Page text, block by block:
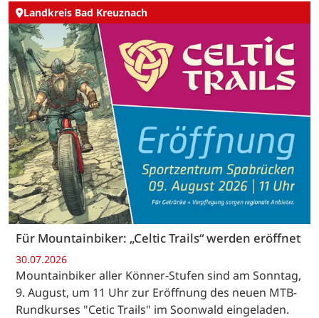
Landkreis Bad Kreuznach
Für Mountainbiker: „Celtic Trails“ werden eröffnet
30.07.2026
Mountainbiker aller Könner-Stufen sind am Sonntag,
9. August, um 11 Uhr zur Eröffnung des neuen MTB-
Rundkurses "Cetic Trails" im Soonwald eingeladen.